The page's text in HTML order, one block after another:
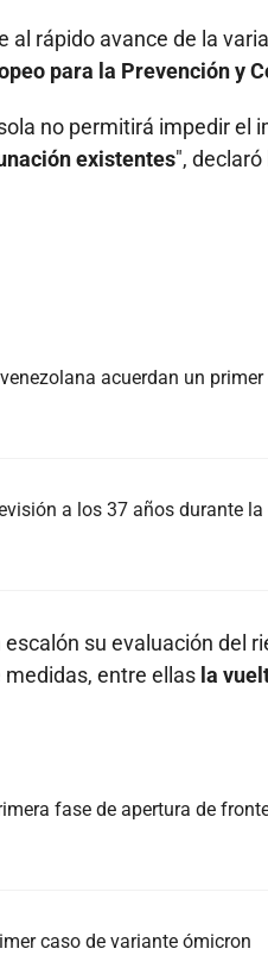
al rápido avance de la
para la Prevención y
no permitirá impedir el
existentes",
acuerdan un
a los 37 años durante
su evaluación del
entre ellas la
fase de apertura de
caso de variante ómicron